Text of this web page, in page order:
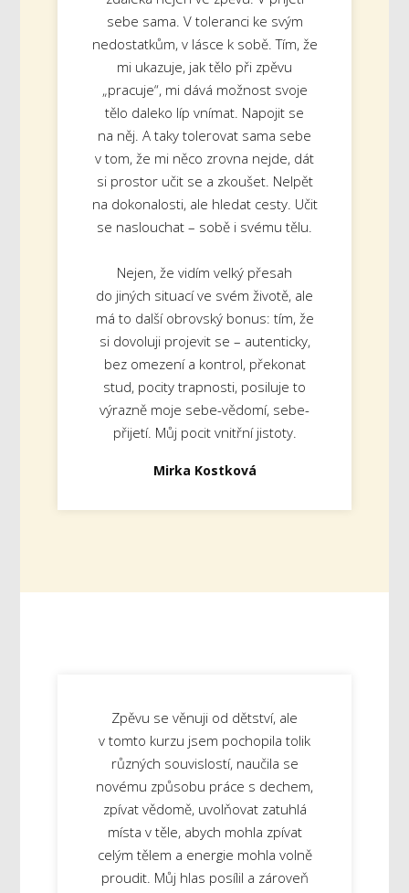
sebe sama. V toleranci ke svým
nedostatkům, v lásce k sobě. Tím, že
mi ukazuje, jak tělo při zpěvu
„pracuje“, mi dává možnost svoje
tělo daleko líp vnímat. Napojit se
na něj. A taky tolerovat sama sebe
v tom, že mi něco zrovna nejde, dát
si prostor učit se a zkoušet. Nelpět
na dokonalosti, ale hledat cesty. Učit
se naslouchat – sobě i svému tělu.
Nejen, že vidím velký přesah
do jiných situací ve svém životě, ale
má to další obrovský bonus: tím, že
si dovoluji projevit se – autenticky,
bez omezení a kontrol, překonat
stud, pocity trapnosti, posiluje to
výrazně moje sebe-vědomí, sebe-
přijetí. Můj pocit vnitřní jistoty.
Mirka Kostková
Zpěvu se věnuji od dětství, ale
v tomto kurzu jsem pochopila tolik
různých souvislostí, naučila se
novému způsobu práce s dechem,
zpívat vědomě, uvolňovat zatuhlá
místa v těle, abych mohla zpívat
celým tělem a energie mohla volně
proudit. Můj hlas posílil a zároveň